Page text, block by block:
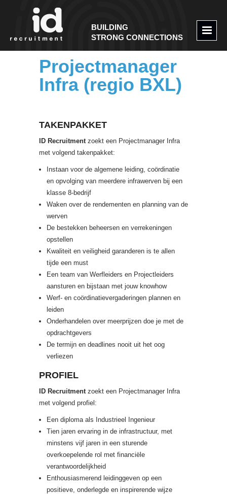
BUILDING
STRONG CONNECTIONS
Projectmanager
Infra (regio BXL)
TAKENPAKKET
ID Recruitmentzoekt een Projectmanager Infra
met volgend takenpakket:
Instaan voor de algemene leiding, coördinatie
en opvolging van meerdere infrawerven bij een
klasse 8-bedrijf
Waken over de rendementen en planning van de
werven
De bestekken beheersen en verrekeningen
opstellen
Kwaliteit en veiligheid garanderen is te allen
tijde een must
Een team van Werfleiders en Projectleiders
aansturen en bijstaan met jouw knowhow
Werf- en coördinatievergaderingen plannen en
leiden
Onderhandelen over meerprijzen doe je met de
opdrachtgevers
De termijn en deadlines nooit uit het oog
verliezen
PROFIEL
ID Recruitmentzoekt een Projectmanager Infra
met volgend profiel:
Een diploma als Industrieel Ingenieur
Tien jaren ervaring in de infrastructuur, met
minstens vijf jaren in een sturende
overkoepelende rol met financiële
verantwoordelijkheid
Enthousiasmerend leidinggeven op een
positieve, onderlegde en inspirerende wijze